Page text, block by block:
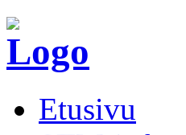
Etusivu